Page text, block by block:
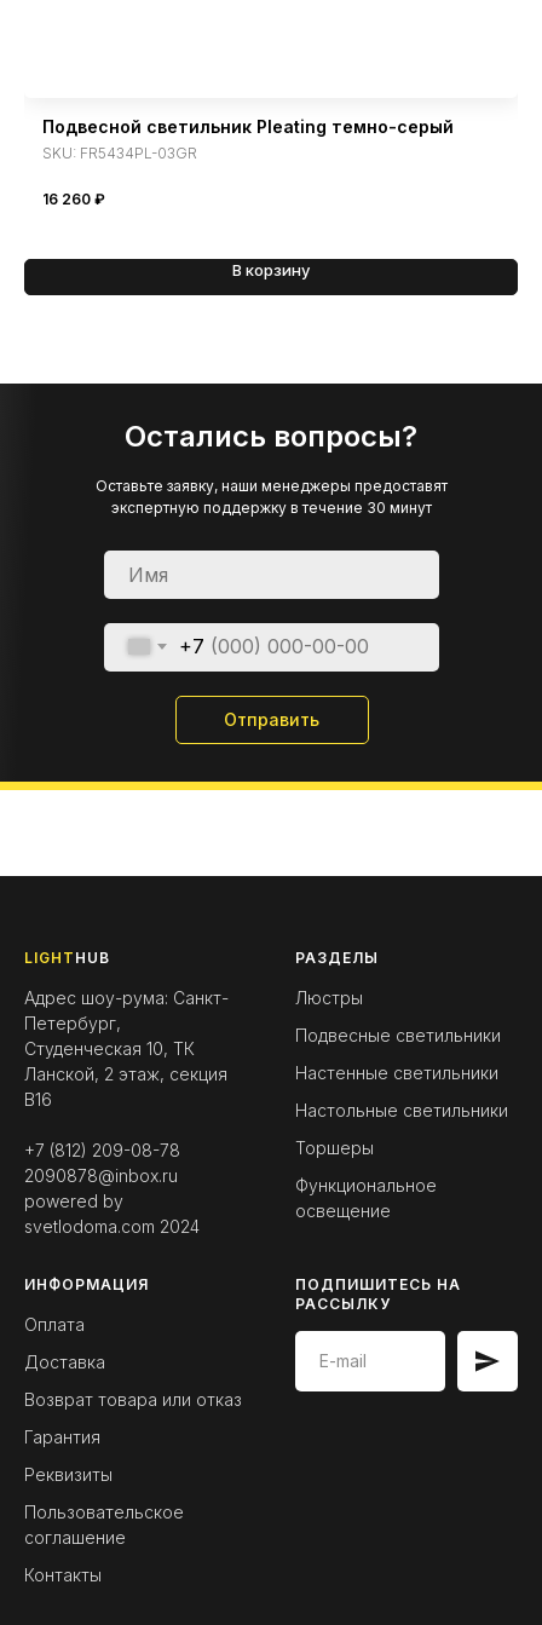
Подвесной светильник Pleating темно-серый
SKU: FR5434PL-03GR
16 260 ₽
В корзину
Остались вопросы?
+7
Отправить
Оставьте заявку, наши менеджеры предоставят
экспертную поддержку в течение 30 минут
LIGHT HUB
Адрес шоу-рума: Санкт-
Петербург,
Студенческая 10, ТК
Ланской, 2 этаж, секция
B16
+7 (812) 209-08-78
2090878@inbox.ru
powered by
svetlodoma.com 2024
РАЗДЕЛЫ
Люстры
Подвесные светильники
Настенные светильники
Настольные светильники
Торшеры
Функциональное
освещение
ИНФОРМАЦИЯ
Оплата
Доставка
Возврат товара или отказ
Гарантия
Реквизиты
Пользовательское
соглашение
Контакты
ПОДПИШИТЕСЬ НА
РАССЫЛКУ